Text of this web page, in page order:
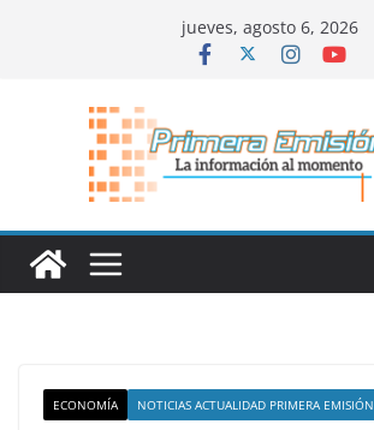
jueves, agosto 6, 2026
ECONOMÍA NOTICIAS ACTUALIDAD PRIMERA EMISIÓN